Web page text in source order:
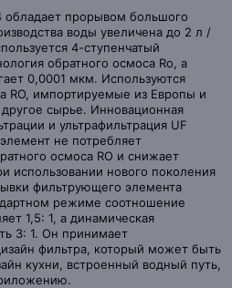
обладает прорывом большого
воды увеличена до 2 л /
4-ступенчатый
обратного осмоса Ro, а
0,0001 мкм. Используются
RO, импортируемые из Европы и
сырье. Инновационная
и ультрафильтрация UF
не потребляет
осмоса RO и снижает
использовании нового поколения
фильтрующего элемента
режиме соотношение
1,5: 1, а динамическая
3: 1. Он принимает
фильтра, который может быть
кухни, встроенный водный путь,